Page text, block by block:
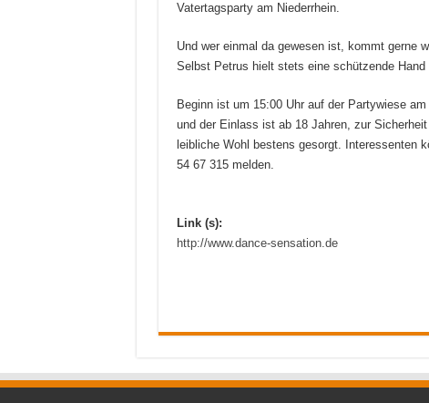
Vatertagsparty am Niederrhein.
Und wer einmal da gewesen ist, kommt gerne
Selbst Petrus hielt stets eine schützende Hand
Beginn ist um 15:00 Uhr auf der Partywiese
und der Einlass ist ab 18 Jahren, zur
leibliche Wohl bestens gesorgt. Interessenten
54 67 315 melden.
Link (s):
http://www.dance-sensation.de